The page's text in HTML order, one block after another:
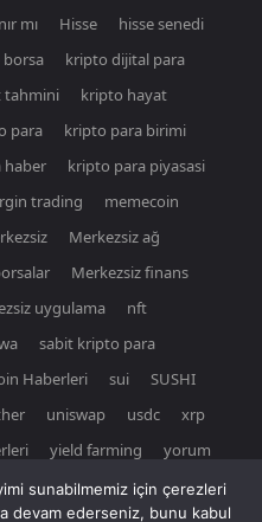
mı Hisse
hisse senedi
kripto dijital para
tahmini
kripto hayat
para
kripto para birimi
haber
kripto para piyasasi
trading
memecoin
Merkezsiz ağ
Merkezsiz finans
uygulama
nft
sabit kripto para
Haberleri sui
SUSHI
uniswap usdc
xrp
yield farming yorum
sunabilmemiz için çerezleri
devam ederseniz, bunu kabul